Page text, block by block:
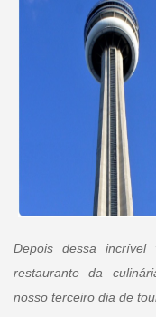
Depois dessa
restaurante da
nosso terceiro dia de